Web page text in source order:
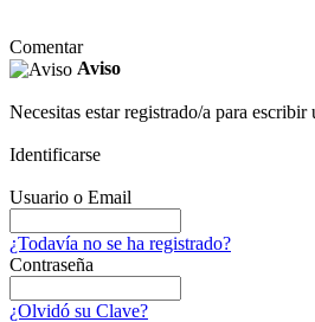
Comentar
Aviso
Necesitas estar registrado/a para escribir
Identificarse
Usuario o Email
¿Todavía no se ha registrado?
Contraseña
¿Olvidó su Clave?